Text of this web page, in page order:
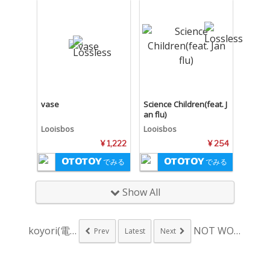
vase
Looisbos
¥ 1,222
でみる
Science Children(feat. J
an flu)
Looisbos
¥ 254
でみる
Show All
koyori(電ポル... Prev Latest Next NOT WONK、静...